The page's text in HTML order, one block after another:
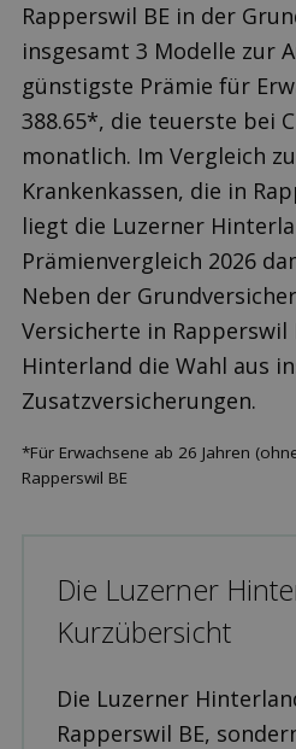
Rapperswil BE in der
insgesamt 3 Modelle zur
günstigste Prämie für
388.65*, die teuerste bei
monatlich. Im Vergleich
Krankenkassen, die in
liegt die Luzerner
Prämienvergleich 2026
Neben der
Versicherte in Rapperswil
Hinterland die Wahl aus
Zusatzversicherungen.
*Für Erwachsene ab 26 Jahren
Rapperswil BE
Die Luzerner
Kurzübersicht
Die Luzerner
Rapperswil BE,